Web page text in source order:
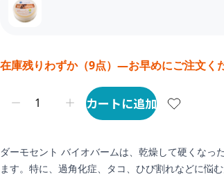
在庫残りわずか（9点）—お早めにご注文く
カートに追加
ダーモセント バイオバームは、乾燥して硬くな
ます。特に、過角化症、タコ、ひび割れなどに悩